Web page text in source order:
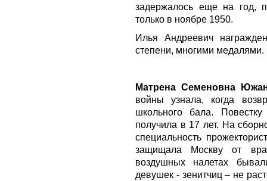
задержалось еще на год,
только в ноябре 1950.
Илья Андреевич
степени, многими медалями.
Матрена Семеновна
войны узнала, когда
школьного бала.
получила в 17 лет. На
специальность
защищала Москву от
воздушных налетах
девушек - зенитчиц – не